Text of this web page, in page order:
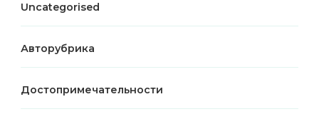
Uncategorised
Авторубрика
Достопримечательности